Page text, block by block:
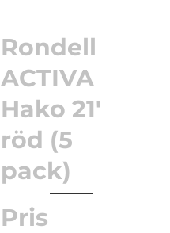
Rondell
ACTIVA
Hako 21'
röd (5
pack)
Pris